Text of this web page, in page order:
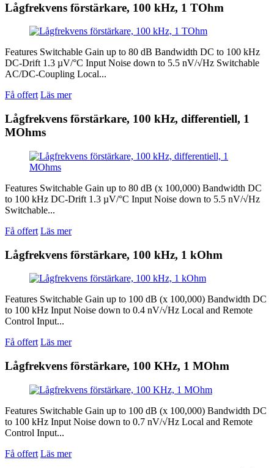
Lågfrekvens förstärkare, 100 kHz, 1 TOhm
Features Switchable Gain up to 80 dB Bandwidth DC to 100 kHz
DC-Drift 1.3 µV/°C Input Noise down to 5.5 nV/√Hz Switchable
AC/DC-Coupling Local...
Få offert Läs mer
Lågfrekvens förstärkare, 100 kHz, differentiell, 1
MOhms
Features Switchable Gain up to 80 dB (x 100,000) Bandwidth DC
to 100 kHz DC-Drift 1.3 µV/°C Input Noise down to 5.5 nV/√Hz
Switchable...
Få offert Läs mer
Lågfrekvens förstärkare, 100 kHz, 1 kOhm
Features Switchable Gain up to 100 dB (x 100,000) Bandwidth DC
to 100 kHz Input Noise down to 0.4 nV/√Hz Local and Remote
Control Input...
Få offert Läs mer
Lågfrekvens förstärkare, 100 KHz, 1 MOhm
Features Switchable Gain up to 100 dB (x 100,000) Bandwidth DC
to 100 kHz Input Noise down to 0.7 nV/√Hz Local and Remote
Control Input...
Få offert Läs mer